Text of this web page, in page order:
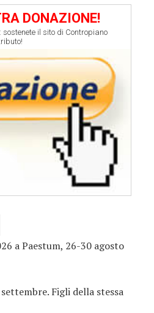
DONAZIONE!
sostenete il sito di Contropiano
a Paestum, 26-30 agosto
Figli della stessa